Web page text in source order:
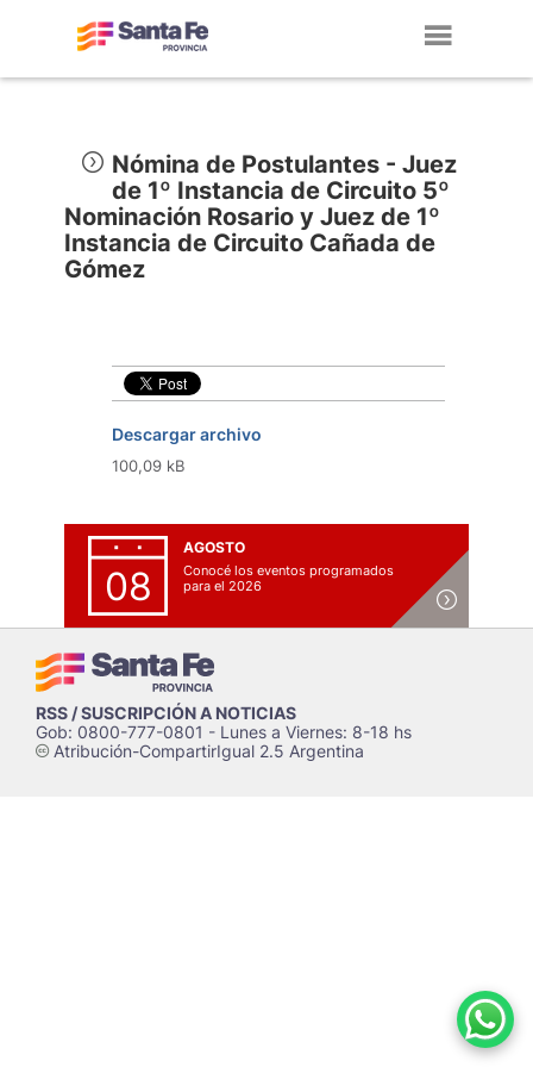
Nómina de Postulantes - Juez
de 1º Instancia de Circuito 5º
Nominación Rosario y Juez de 1º
Instancia de Circuito Cañada de
Gómez
Descargar archivo
100,09 kB
08
AGOSTO
Conocé los eventos programados
para el 2026
RSS / SUSCRIPCIÓN A NOTICIAS
Gob: 0800-777-0801 - Lunes a Viernes: 8-18 hs
cAtribución-CompartirIgual 2.5 Argentina